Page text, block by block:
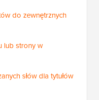
do zewnętrznych
strony w
słów dla tytułów